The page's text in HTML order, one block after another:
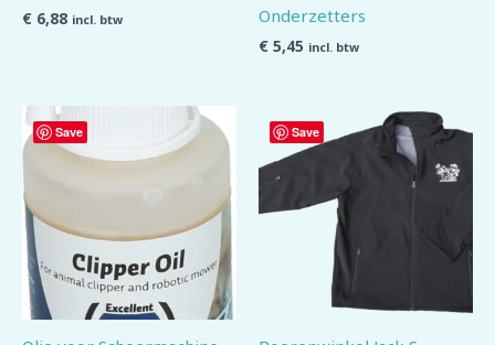
€ 6,88 incl. btw
Onderzetters
€ 5,45 incl. btw
Save Save